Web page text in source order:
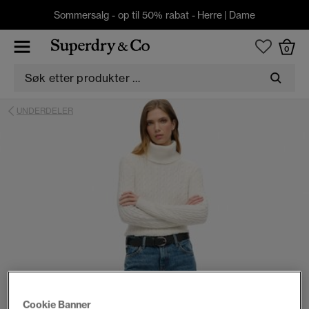
Sommersalg - op til 50% rabat - Herre | Dame
0
UNDERDELER
Cookie Banner